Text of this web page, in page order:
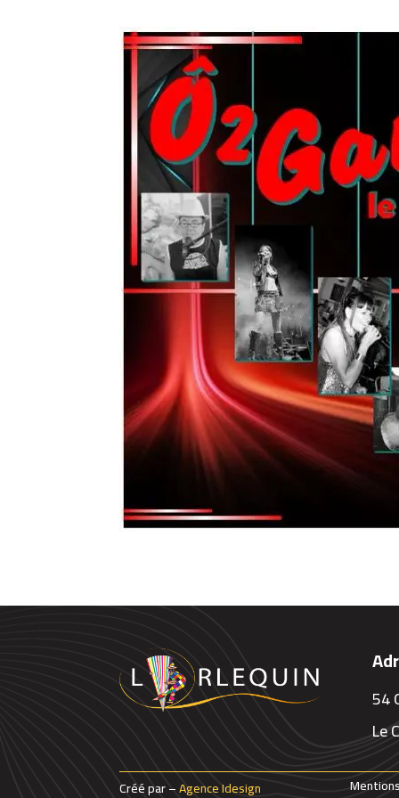
54
Le
Créé par –Agence Idesign